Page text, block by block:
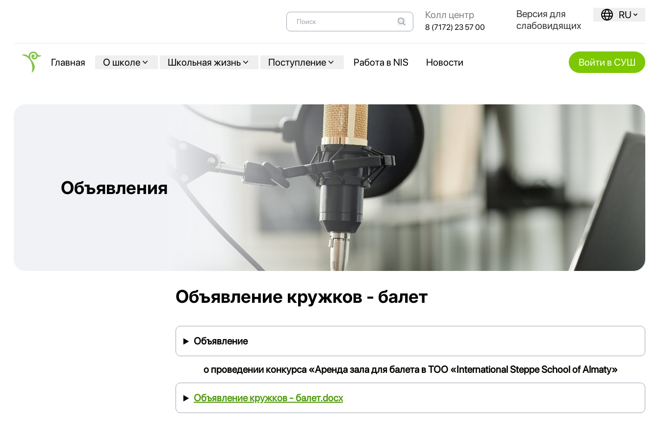
Колл центр
8 (7172) 23 57 00
Версия для
слабовидящих
RU
Главная О школе Школьная жизнь Поступление Работа в NIS Новости Войти в СУШ
Объявления
Объявление кружков - балет
Объявление
о проведении конкурса «Аренда зала для балета в ТОО «International SteppeSchool ofAlmaty»
Объявление кружков - балет.docx